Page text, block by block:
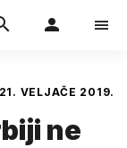
21. VELJAČE 2019.
ne